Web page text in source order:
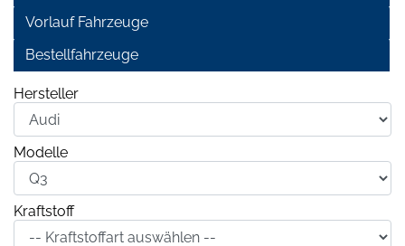
Vorlauf Fahrzeuge
Bestellfahrzeuge
Hersteller
Modelle
Kraftstoff